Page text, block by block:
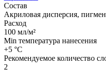
Состав
Акриловая дисперсия,
Расход
100 мл/м²
Min температура нанесения
+5 °С
Рекомендуемое количество
2